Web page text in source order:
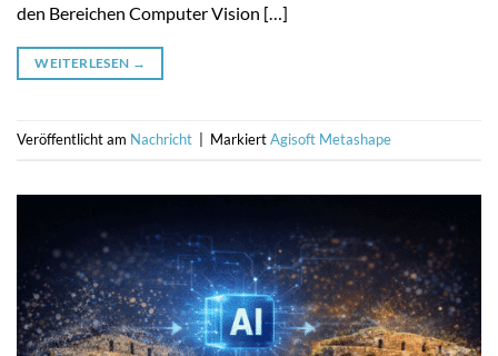
den Bereichen Computer Vision […]
WEITERLESEN →
Veröffentlicht am Nachricht MarkiertAgisoft Metashape